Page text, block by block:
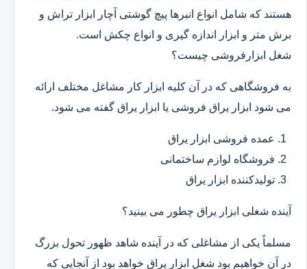
هستند که شامل انواع انبرها پیچ گوشتی آچار ابزار تراش و
برش متر و ابزار اندازه گیری و انواع چکش است.
شغل ابزارفروشی چیست؟
به فروشگاهی که در آن کلیه ابزار کار مشاغل مختلف ارائه
می شود ابزار یراق فروشی یا ابزار یراق گفته می شود.
عمده فروشی ابزار یراق
فروشگاه لوازم ساختمانی
تولیدکننده ابزار یراق
آینده شغلی ابزار یراق چطور می بینید؟
مسلماً یکی از مشاغلی که در آینده شاهد ظهور تحول بزرگ
در آن خواهیم بود شغل ابزار یراق خواهد بود از آنجایی که